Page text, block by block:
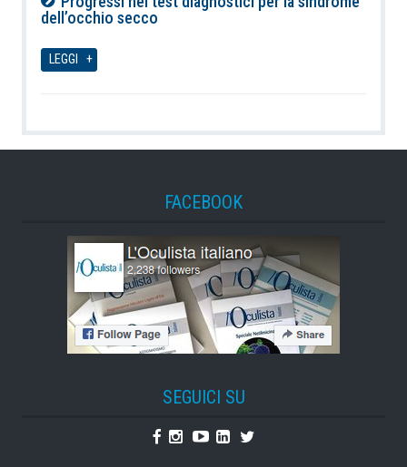
dell’occhio secco
LEGGI
FACEBOOK
SEGUICI SU
Facebook
Instagram
YoutubeLinkedin
Twitter